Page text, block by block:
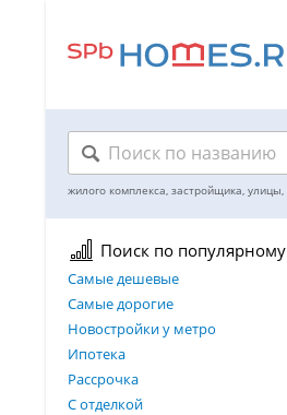
Поиск по популярному
Самые дешевые
Самые дорогие
Новостройки у метро
Ипотека
Рассрочка
С отделкой